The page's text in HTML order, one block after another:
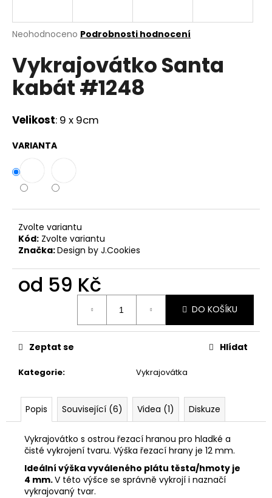
Průměrné
produktu
je
0,0
hvězdiček.
Neohodnoceno Podrobnosti hodnocení
Vykrajovátko Santa
kabát #1248
Velikost: 9 x 9cm
VARIANTA
Zvolte variantu
Kód: Zvolte variantu
Značka:Design by J.Cookies
od 59 Kč
DO KOŠÍKU
Kategorie: Vykrajovátka
Zeptat se Hlídat
Popis Související (6) Videa (1) Diskuze
Vykrajovátko s ostrou řezací hranou pro hladké a
čisté vykrojení tvaru. Výška řezací hrany je 12 mm.
Ideální výška vyváleného plátu těsta/hmoty je
4 mm.V této výšce se správně vykrojí i naznačí
vykrajovaný tvar.
j
t
?
D
o
p
o
č
u
m
e
VYKRAJOVÁTKA
VÁNOCE
#1843
53
Kč